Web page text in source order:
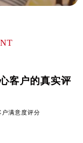
客户的真实评
户满意度评分